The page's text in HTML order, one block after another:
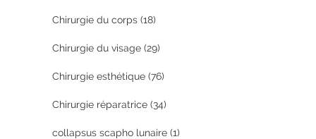
Chirurgie du corps (18)
Chirurgie du visage (29)
Chirurgie esthétique (76)
Chirurgie réparatrice (34)
collapsus scapho lunaire (1)